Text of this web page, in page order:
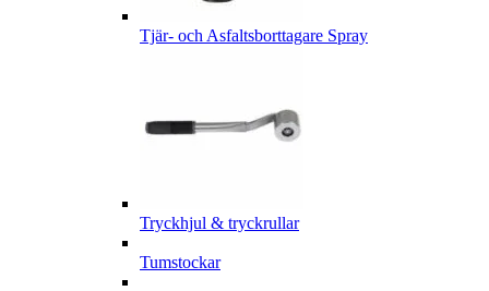
Tjär- och Asfaltsborttagare Spray
Tryckhjul & tryckrullar
Tumstockar